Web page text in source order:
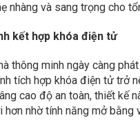
nhàng và sang trọng cho
kết hợp khóa điện tử
thông minh ngày càng
tích hợp khóa điện tử trở
cao độ an toàn, thiết kế
hơn nhờ tính năng mở bằng